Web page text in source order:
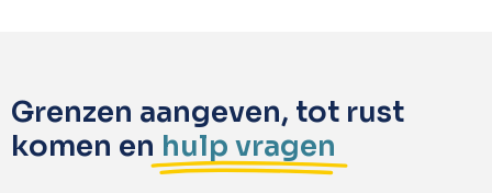
Grenzen aangeven, tot rust
komen en hulp vragen